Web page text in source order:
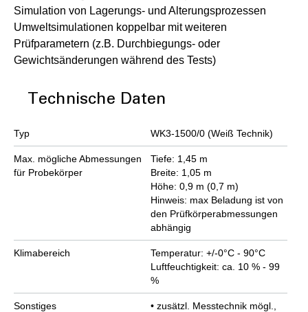
Simulation von Lagerungs- und Alterungsprozessen
Umweltsimulationen koppelbar mit weiteren
Prüfparametern (z.B. Durchbiegungs- oder
Gewichtsänderungen während des Tests)
Technische Daten
Typ WK3-1500/0 (Weiß Technik)
Max. mögliche Abmessungen
für Probekörper
Tiefe: 1,45 m
Breite: 1,05 m
Höhe: 0,9 m (0,7 m)
Hinweis: max Beladung ist von
den Prüfkörperabmessungen
abhängig
Klimabereich
Temperatur: +/-0°C - 90°C
Luftfeuchtigkeit: ca. 10 % - 99
%
Sonstiges
• zusätzl. Messtechnik mögl.,